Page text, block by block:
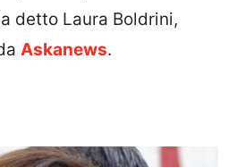
detto Laura Boldrini,
Askanews.